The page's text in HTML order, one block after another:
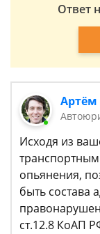
Ответ
Артём
Исходя из
опьянения,
быть состава
ст.12.8 КоАП